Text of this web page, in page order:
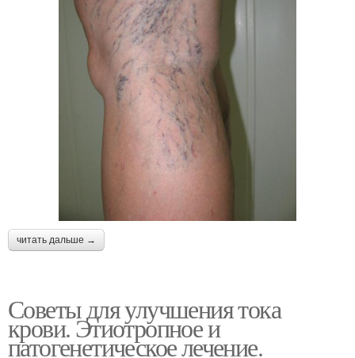
читать дальше →
Советы для улучшения тока
крови. Этиотропное и
патогенетическое лечение.